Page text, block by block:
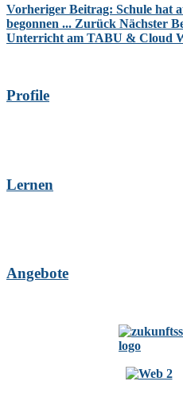
Vorheriger Beitrag: Schule hat
begonnen ... Zurück Nächster
Unterricht am TABU & Cloud
Profile
Lernen
Angebote